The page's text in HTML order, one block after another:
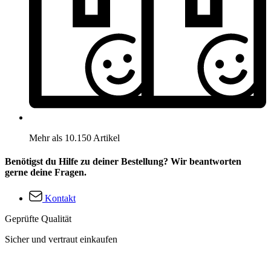
Mehr als 10.150 Artikel
Benötigst du Hilfe zu deiner Bestellung? Wir beantworten
gerne deine Fragen.
Kontakt
Geprüfte Qualität
Sicher und vertraut einkaufen